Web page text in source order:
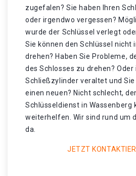
zugefalen? Sie haben Ihren
oder irgendwo vergessen?
wurde der Schlüssel verlegt
Sie können den Schlüssel nicht
drehen? Haben Sie Probleme,
des Schlosses zu drehen? Oder
Schließzylinder veraltet und
einen neuen? Nicht schlecht,
Schlüsseldienst in Wassenberg
weiterhelfen. Wir sind rund um
da.
JETZT